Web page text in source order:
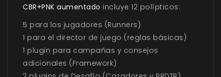
CBR+PNK aumentado incluye 12 polípticos:
5 para los jugadores (Runners)
1 para el director de juego (reglas básicas)
1 plugin para campañas y consejos
adicionales (Framework)